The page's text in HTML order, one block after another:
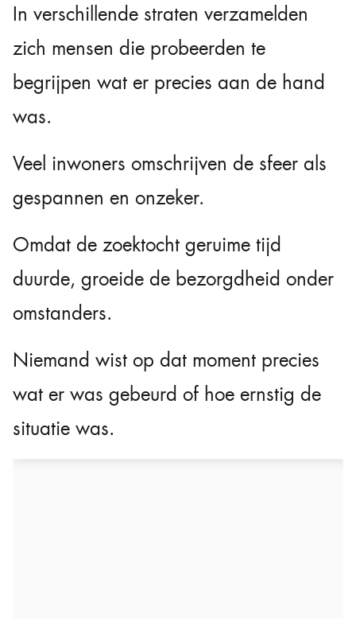
In verschillende straten verzamelden
zich mensen die probeerden te
begrijpen wat er precies aan de hand
was.
Veel inwoners omschrijven de sfeer als
gespannen en onzeker.
Omdat de zoektocht geruime tijd
duurde, groeide de bezorgdheid onder
omstanders.
Niemand wist op dat moment precies
wat er was gebeurd of hoe ernstig de
situatie was.